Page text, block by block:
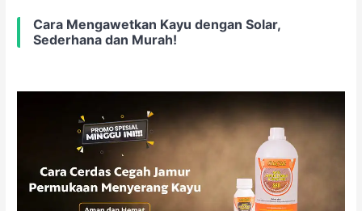
Cara Mengawetkan Kayu dengan Solar,
Sederhana dan Murah!